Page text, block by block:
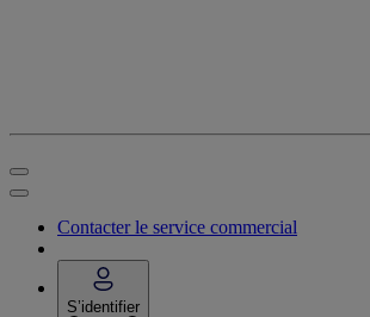
Contacter le service commercial
S’identifier